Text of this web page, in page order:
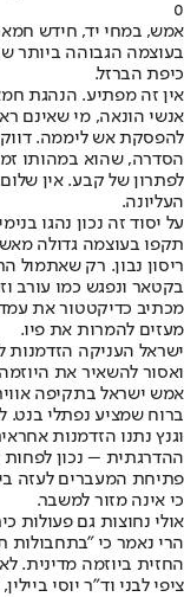
0
אמש, במחי יד, חידש
בעוצמה הגבוהה ביותר
כיפת הברזל.
אין זה מפתיע. הנהגת
אנשי הונאה, מי שאינם
להפסקת אש ליממה.
הסדרה, שהוא במהותו
לפתרון של קבע. אין
העליונה.
על יסוד זה נכון נהגו
תקפו בעוצמה גדולה
ריסון נבון. רק
בקטאר ונפגש כמו עורב
מכתיב כדיקטטור את
מעזים להמרות את פיו.
ישראל העניקה הזדמנות
ואסור להשאיר את
אמש ישראל בתקיפה
ברוח שמציע נפתלי בנט.
וגנץ נתנו הזדמנות
ההדרגתית – נכון
פתיחת המעברים לעזה
כי אינה מזור למשבר.
אולי נחוצות גם פעולות
הרי נאמר כי
החזית ביוזמה מדינית.
ציפי לבני וד"ר יוסי